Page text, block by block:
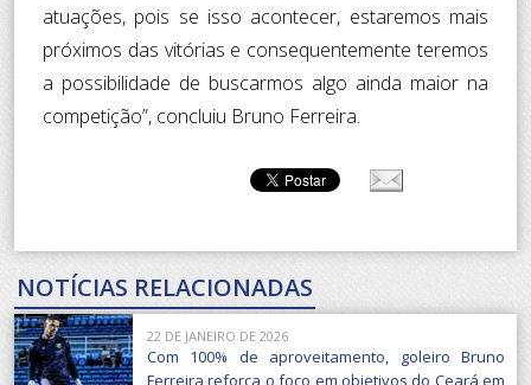
atuações, pois se isso acontecer, estaremos mais
próximos das vitórias e consequentemente teremos
a possibilidade de buscarmos algo ainda maior na
competição”, concluiu Bruno Ferreira.
NOTÍCIAS RELACIONADAS
22 DE JANEIRO DE 2026
Com 100% de aproveitamento, goleiro Bruno
Ferreira reforça o foco em objetivos do Ceará em